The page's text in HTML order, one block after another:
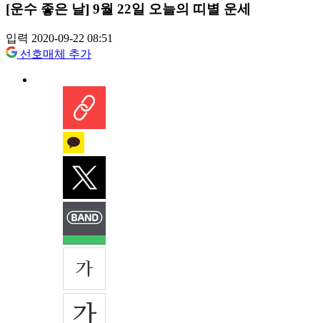
[운수 좋은 날] 9월 22일 오늘의 띠별 운세
입력 2020-09-22 08:51
선호매체 추가